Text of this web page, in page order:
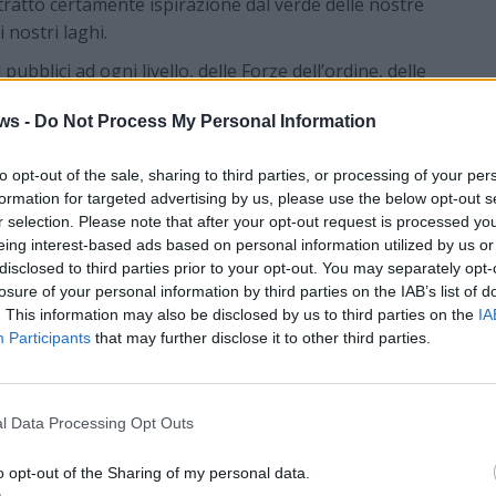
- Do Not Process My Personal Information
opt-out of the sale, sharing to third parties, or processing of your
for targeted advertising by us, please use the below opt-out
selection. Please note that after your opt-out request is processed
interest-based ads based on personal information utilized by us
to third parties prior to your opt-out. You may separately
of your personal information by third parties on the IAB’s list of
This information may also be disclosed by us to third parties on the
Participants that may further disclose it to other third parties.
Data Processing Opt Outs
opt-out of the Sharing of my personal data.
nostri laghi.
ad ogni livello, delle Forze dell’ordine, delle
del territorio, ha reso possibile la messa in
così da garantire la giusta accoglienza agli
convergeranno a Brinzio nel primo fine settimana
di tutti i volontari che, dal Gruppo di Brinzio ai
in servizio dai 77 Gruppi della Sezione, hanno
di questo evento.
sarà a disposizione un rifornito banco
: grigliate (imperdibili le costine dell’alpino),
altro.